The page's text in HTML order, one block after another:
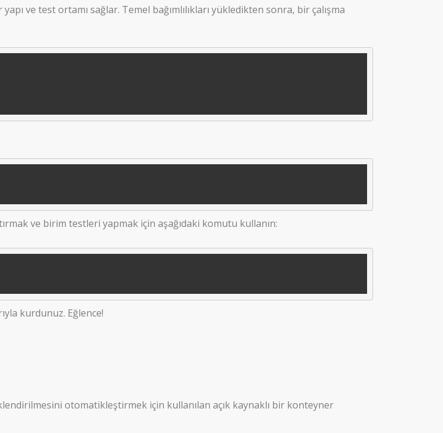
ve test ortamı sağlar. Temel bağımlılıkları yükledikten sonra, bir çalışma
ve birim testleri yapmak için aşağıdaki komutu kullanın:
kurdunuz. Eğlence!
otomatikleştirmek için kullanılan açık kaynaklı bir konteyner